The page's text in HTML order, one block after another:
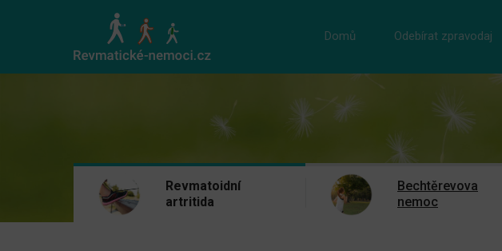
Domů Odebírat zpravodaj
Revmatoidní
artritida
Bechtěrevova
nemoc